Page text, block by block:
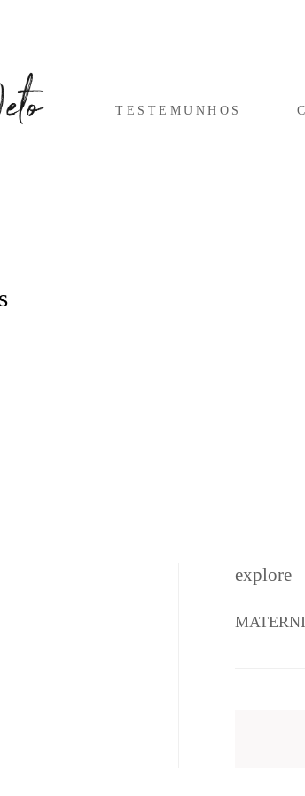
TESTEMUNHOS
explore